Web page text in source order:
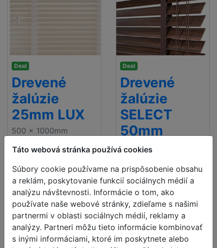
Táto webová stránka používá cookies
Súbory cookie používame na prispôsobenie obsahu
a reklám, poskytovanie funkcií sociálnych médií a
analýzu návštevnosti. Informácie o tom, ako
používate naše webové stránky, zdieľame s našimi
partnermi v oblasti sociálnych médií, reklamy a
analýzy. Partneri môžu tieto informácie kombinovať
s inými informáciami, ktoré im poskytnete alebo
Deal
Drevené
žalúzie
25mm LUX
500 x 1000mm
cena vrátane DPH
Doručenie zadarmo
Deal
Drevené
žalúzie
SELECT
50mm
500 x 1000mm
cena vrátane DPH
Doručenie zadarmo